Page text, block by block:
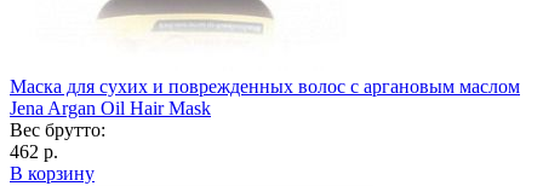
Маска для сухих и поврежденных волос с аргановым маслом
Jena Argan Oil Hair Mask
Вес брутто:
462 р.
В корзину